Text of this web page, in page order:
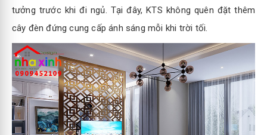
tưởng trước khi đi ngủ. Tại đây, KTS không quên đặt thêm
cây đèn đứng cung cấp ánh sáng mỗi khi trời tối.